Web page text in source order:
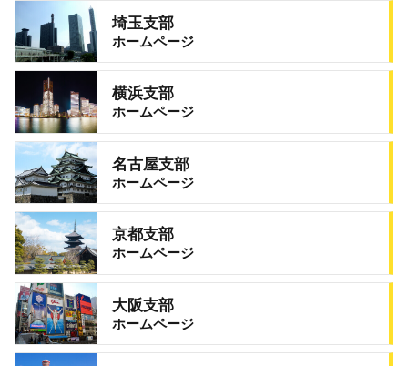
埼玉支部
ホームページ
横浜支部
ホームページ
名古屋支部
ホームページ
京都支部
ホームページ
大阪支部
ホームページ